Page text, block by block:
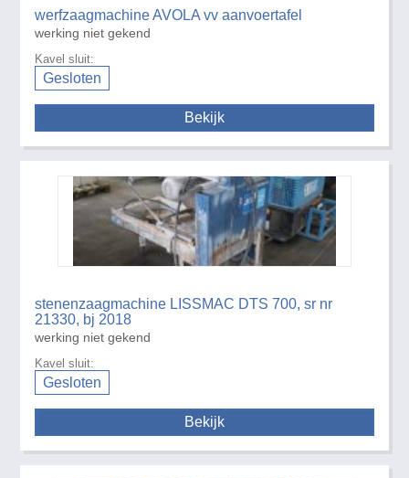
werfzaagmachine AVOLA vv aanvoertafel
werking niet gekend
Kavel sluit:
Gesloten
Bekijk
stenenzaagmachine LISSMAC DTS 700, sr nr
21330, bj 2018
werking niet gekend
Kavel sluit:
Gesloten
Bekijk